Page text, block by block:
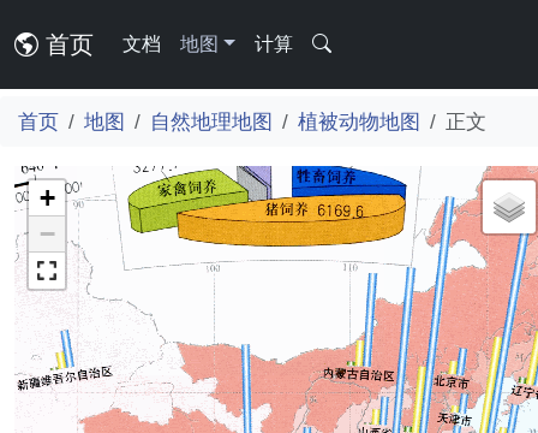
首页 文档 地图 计算
首页 地图 自然地理地图 植被动物地图 正文
+
−